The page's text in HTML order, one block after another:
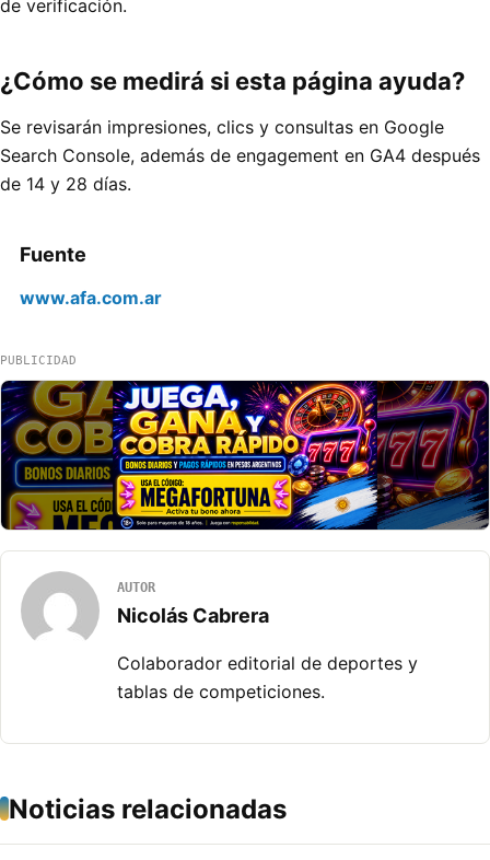
de verificación.
¿Cómo se medirá si esta página ayuda?
Se revisarán impresiones, clics y consultas en Google
Search Console, además de engagement en GA4 después
de 14 y 28 días.
Fuente
www.afa.com.ar
PUBLICIDAD
AUTOR
Nicolás Cabrera
Colaborador editorial de deportes y
tablas de competiciones.
Noticias relacionadas